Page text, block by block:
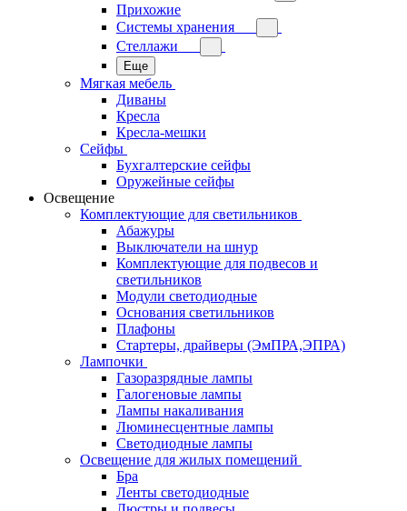
Прихожие
Системы хранения
Стеллажи
Еще
Мягкая мебель
Диваны
Кресла
Кресла-мешки
Сейфы
Бухгалтерские сейфы
Оружейные сейфы
Освещение
Комплектующие для светильников
Абажуры
Выключатели на шнур
Комплектующие для подвесов и
светильников
Модули светодиодные
Основания светильников
Плафоны
Стартеры, драйверы (ЭмПРА,ЭПРА)
Лампочки
Газоразрядные лампы
Галогеновые лампы
Лампы накаливания
Люминесцентные лампы
Светодиодные лампы
Освещение для жилых помещений
Бра
Ленты светодиодные